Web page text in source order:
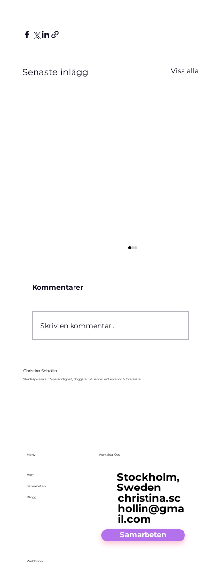
Senaste inlägg Visa alla
Kommentarer
Skriv en kommentar...
Christina Schollin
Skådespelerska, TV-personlighet, bloggare, influencer, entreprenör, & föreläsare.
Meny
Hem
Samarbeten
Blogg
Webbshop
Kontakta Oss
Stockholm,
Sweden
christina.sc
hollin@gma
il.com
Samarbeten